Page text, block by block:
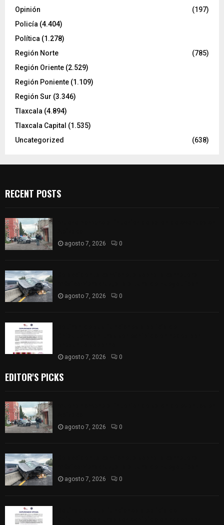
Opinión
(197)
Policía (4.404)
Política (1.278)
Región Norte
(785)
Región Oriente (2.529)
Región Poniente (1.109)
Región Sur (3.346)
Tlaxcala (4.894)
Tlaxcala Capital (1.535)
Uncategorized
(638)
RECENT POSTS
agosto 7, 2026 0
agosto 7, 2026 0
agosto 7, 2026 0
EDITOR'S PICKS
agosto 7, 2026 0
agosto 7, 2026 0